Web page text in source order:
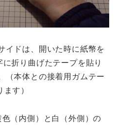
イドは、開いた時に紙幣を
折り曲げたテープを貼り
（本体との接着用ガムテー
す）
（内側）と白（外側）の